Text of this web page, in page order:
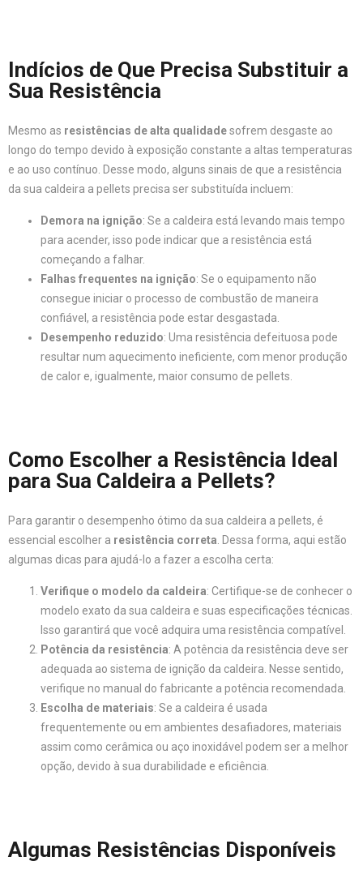
Indícios de Que Precisa Substituir a
Sua Resistência
Mesmo as resistências de alta qualidadesofrem desgaste ao
longo do tempo devido à exposição constante a altas temperaturas
e ao uso contínuo. Desse modo, alguns sinais de que a resistência
da sua caldeira a pellets precisa ser substituída incluem:
Demora na ignição: Se a caldeira está levando mais tempo
para acender, isso pode indicar que a resistência está
começando a falhar.
Falhas frequentes na ignição: Se o equipamento não
consegue iniciar o processo de combustão de maneira
confiável, a resistência pode estar desgastada.
Desempenho reduzido: Uma resistência defeituosa pode
resultar num aquecimento ineficiente, com menor produção
de calor e, igualmente, maior consumo de pellets.
Como Escolher a Resistência Ideal
para Sua Caldeira a Pellets?
Para garantir o desempenho ótimo da sua caldeira a pellets, é
essencial escolher a resistência correta . Dessa forma, aqui estão
algumas dicas para ajudá-lo a fazer a escolha certa:
Verifique o modelo da caldeira: Certifique-se de conhecer o
modelo exato da sua caldeira e suas especificações técnicas.
Isso garantirá que você adquira uma resistência compatível.
Potência da resistência: A potência da resistência deve ser
adequada ao sistema de ignição da caldeira. Nesse sentido,
verifique no manual do fabricante a potência recomendada.
Escolha de materiais: Se a caldeira é usada
frequentemente ou em ambientes desafiadores, materiais
assim como cerâmica ou aço inoxidável podem ser a melhor
opção, devido à sua durabilidade e eficiência.
Algumas Resistências Disponíveis